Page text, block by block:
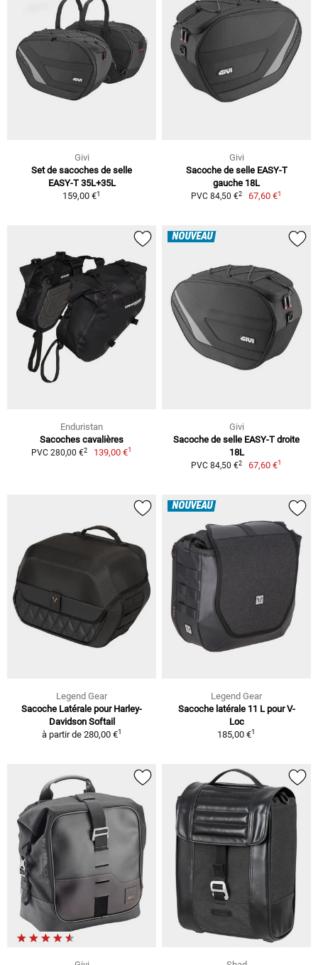
Givi
Set de sacoches de selle
EASY-T 35L+35L
159,00 €1
Givi
Sacoche de selle EASY-T
gauche 18L
PVC 84,50 €2 67,60 €1
Enduristan
Sacoches cavalières
PVC 280,00 €2 139,00 €1
NOUVEAU
Givi
Sacoche de selle EASY-T droite
18L
PVC 84,50 €2 67,60 €1
Legend Gear
Sacoche Latérale pour Harley-
Davidson Softail
à partir de 280,00 €1
NOUVEAU
Legend Gear
Sacoche latérale 11 L pour V-
Loc
185,00 €1